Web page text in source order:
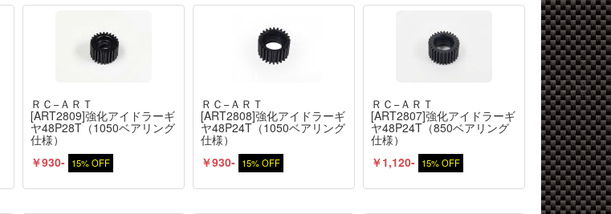
ＲＣ−ＡＲＴ
[ART2809]強化アイドラーギ
ヤ48P28T（1050ベアリング
仕様）
￥930- 15% OFF
ＲＣ−ＡＲＴ
[ART2808]強化アイドラーギ
ヤ48P24T（1050ベアリング
仕様）
￥930- 15% OFF
ＲＣ−ＡＲＴ
[ART2807]強化アイドラーギ
ヤ48P24T（850ベアリング
仕様）
￥1,120- 15% OFF